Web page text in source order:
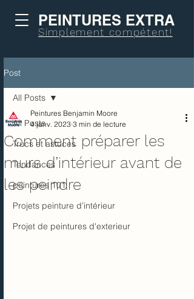
PEINTURES EXTRA
Simplement compétent!
Post
All Posts
Trucs et astuces
Tendances
peintures 101
Projets peinture d’intérieur
Projet de peintures d'exterieur
All Posts
Comment préparer les
murs d’intérieur avant de
les peindre
Peintures Benjamin Moore
4 janv. 2023 3 min de lecture